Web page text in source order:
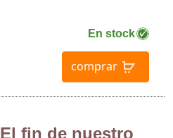
En stock
comprar
El fin de nuestro